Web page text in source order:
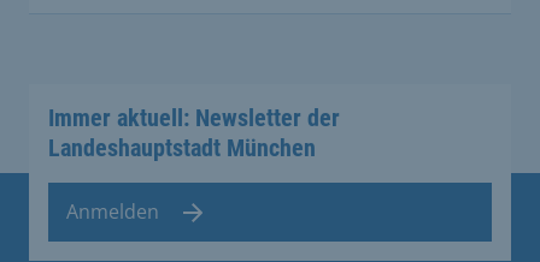
Immer aktuell: Newsletter der
Landeshauptstadt München
Anmelden